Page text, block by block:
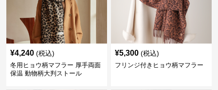
¥4,240 (税込)
冬用ヒョウ柄マフラー 厚手両面
保温 動物柄大判ストール
¥5,300 (税込)
フリンジ付きヒョウ柄マフラー